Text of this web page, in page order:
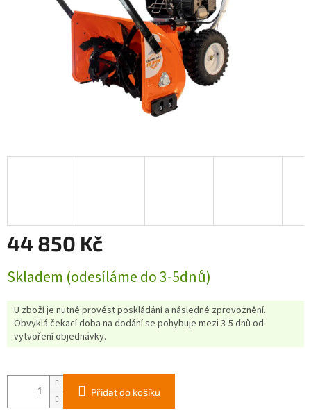
44 850 Kč
cena:
Skladem (odesíláme do 3-5dnů)
U zboží je nutné provést poskládání a následné zprovoznění.
Obvyklá čekací doba na dodání se pohybuje mezi 3-5 dnů od
vytvoření objednávky.
Přidat do košíku